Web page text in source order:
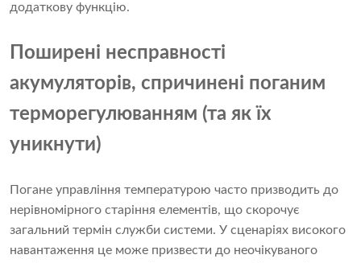
додаткову функцію.
Поширені несправності
акумуляторів, спричинені поганим
терморегулюванням (та як їх
уникнути)
Погане управління температурою часто призводить до
нерівномірного старіння елементів, що скорочує
загальний термін служби системи. У сценаріях високого
навантаження це може призвести до неочікуваного